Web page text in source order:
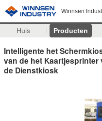
Winnsen
Huis Producten
Intelligente het
van de het
de Dienstkiosk